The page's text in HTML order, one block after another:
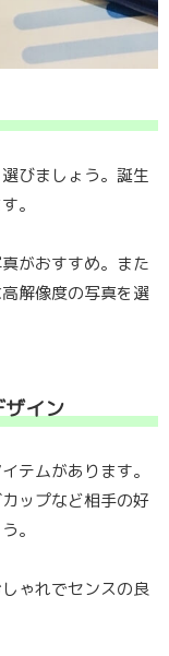
びましょう。誕生
。
がおすすめ。また
解像度の写真を選
イン
テムがあります。
ップなど相手の好
。
ゃれでセンスの良